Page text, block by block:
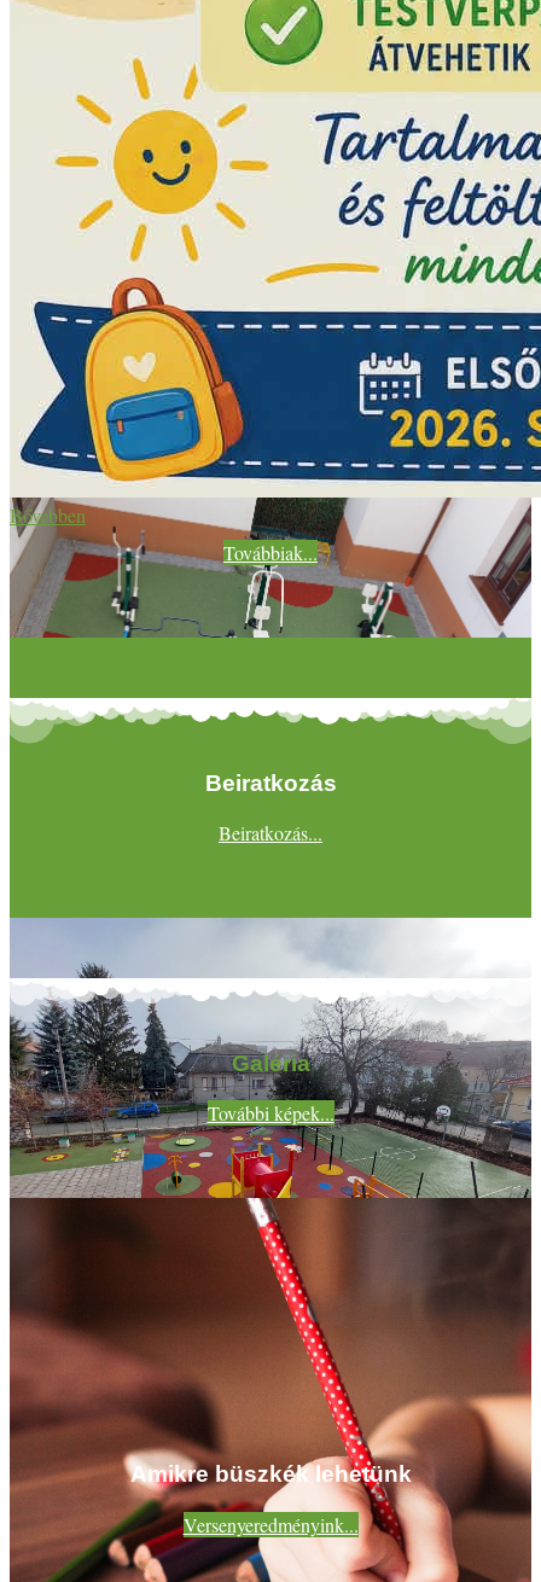
Bővebben
Továbbiak...
Beiratkozás
Beiratkozás...
Galéria
További képek...
Amikre büszkék lehetünk
Versenyeredményink...